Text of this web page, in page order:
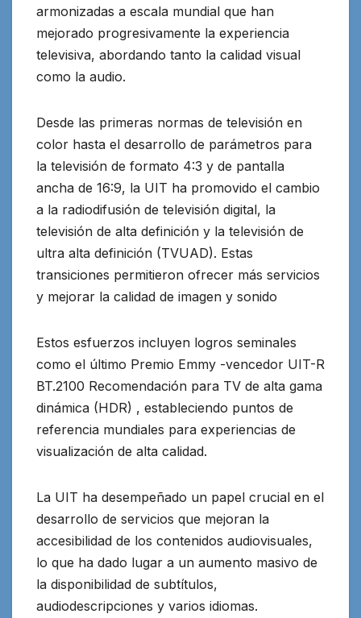
armonizadas a escala mundial que han
mejorado progresivamente la experiencia
televisiva, abordando tanto la calidad visual
como la audio.
Desde las primeras normas de televisión en
color hasta el desarrollo de parámetros para
la televisión de formato 4:3 y de pantalla
ancha de 16:9, la UIT ha promovido el cambio
a la radiodifusión de televisión digital, la
televisión de alta definición y la televisión de
ultra alta definición (TVUAD). Estas
transiciones permitieron ofrecer más servicios
y mejorar la calidad de imagen y sonido
Estos esfuerzos incluyen logros seminales
como el último Premio Emmy -vencedor UIT-R
BT.2100 Recomendación para TV de alta gama
dinámica (HDR) , estableciendo puntos de
referencia mundiales para experiencias de
visualización de alta calidad.
La UIT ha desempeñado un papel crucial en el
desarrollo de servicios que mejoran la
accesibilidad de los contenidos audiovisuales,
lo que ha dado lugar a un aumento masivo de
la disponibilidad de subtítulos,
audiodescripciones y varios idiomas.